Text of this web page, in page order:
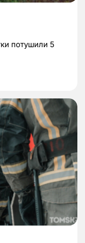
потушили 5